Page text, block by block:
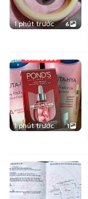
1 phút trước 6
1 phút trước 1